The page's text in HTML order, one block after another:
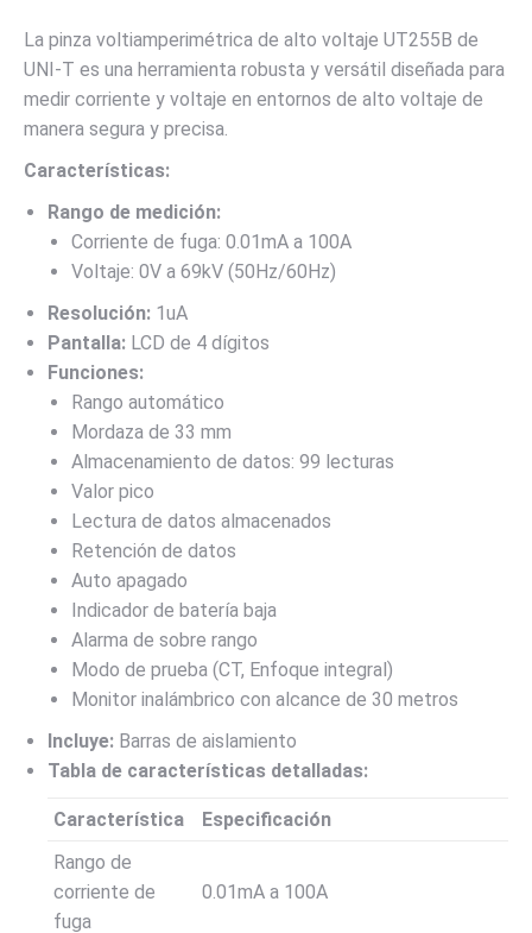
La pinza voltiamperimétrica de alto voltaje UT255B de
UNI-T es una herramienta robusta y versátil diseñada para
medir corriente y voltaje en entornos de alto voltaje de
manera segura y precisa.
Características:
Rango de medición:
Corriente de fuga: 0.01mA a 100A
Voltaje: 0V a 69kV (50Hz/60Hz)
Resolución: 1uA
Pantalla: LCD de 4 dígitos
Funciones:
Rango automático
Mordaza de 33 mm
Almacenamiento de datos: 99 lecturas
Valor pico
Lectura de datos almacenados
Retención de datos
Auto apagado
Indicador de batería baja
Alarma de sobre rango
Modo de prueba (CT, Enfoque integral)
Monitor inalámbrico con alcance de 30 metros
Incluye: Barras de aislamiento
Tabla de características detalladas:
Característica
Especificación
Rango de
corriente de
fuga
0.01mA a 100A